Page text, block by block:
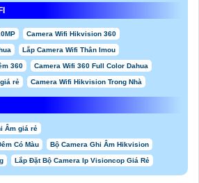
Camera Wifi Hikvision 360
Lắp Camera Wifi Thân Imou
360 Camera Wifi 360 Full Color Dahua
rẻ Camera Wifi Hikvision Trong Nhà
Âm giá rẻ
Có Màu Bộ Camera Ghi Âm Hikvision
Lắp Đặt Bộ Camera Ip Visioncop Giá Rẻ